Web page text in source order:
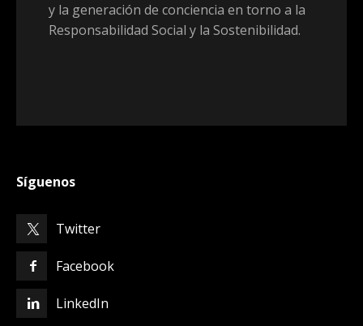
y la generación de conciencia en torno a la
Responsabilidad Social y la Sostenibilidad.
Síguenos
Twitter
Facebook
LinkedIn